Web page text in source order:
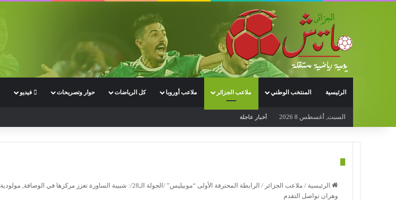
الرئيسية المنتخب الوطني ملاعب الجزائر ملاعب أوروبا كل الرياضات حوار وتصريحات فيديو
السبت, أغسطس 8 2026 أخبار عاجلة
الرئيسية / ملاعب الجزائر /
الرابطة المحترفة الأولى “موبيليس” /الجولة الـ28/: شبيبة الساورة تعزز مركزها في الوصافة, مولودية
وهران تواصل التقدم